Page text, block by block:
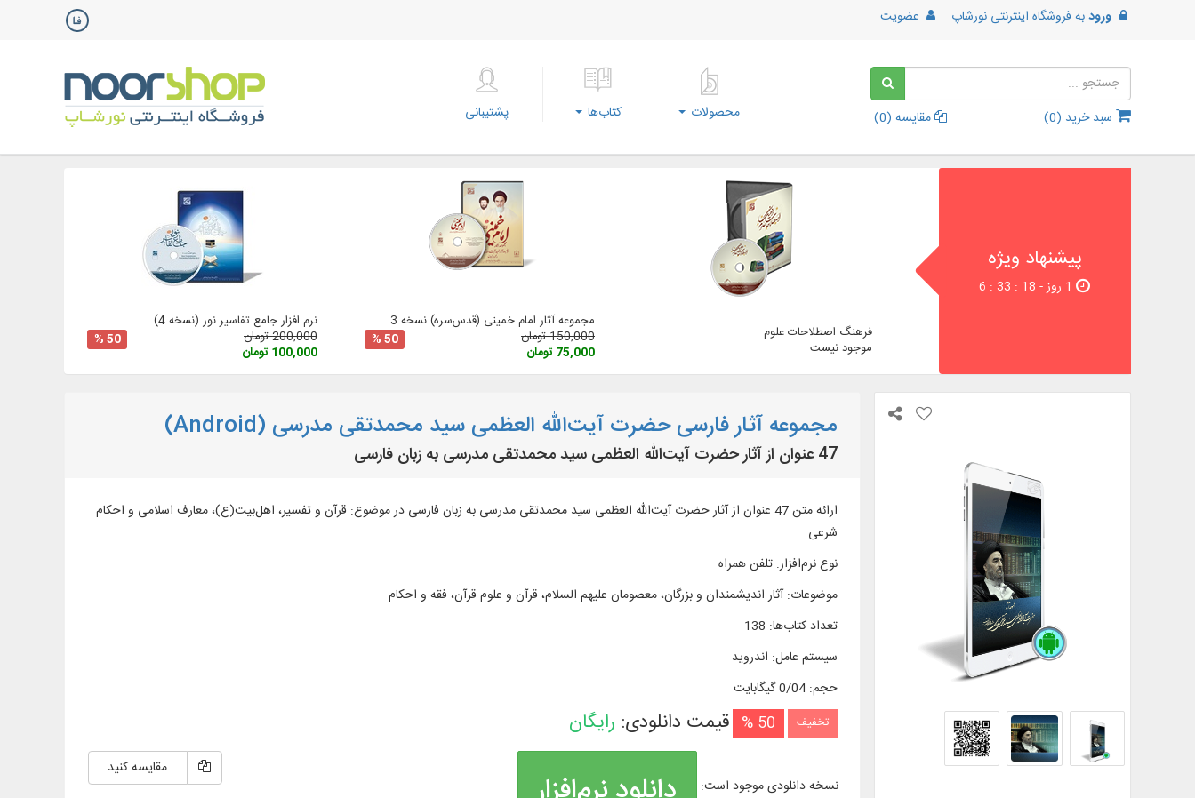
ورودبه فروشگاه اینترنتی نورشاپ عضویت
سبد خرید (0
) مقایسه (0
) محصولات کتاب‌ها پشتیبانی
پیشنهاد ویژه
فرهنگ اصطلاحات علوم
موجود نیست
مجموعه آثار امام خمینی (‌قدس‌سره) نسخه 3
150,000 تومان
50 %
75,000 تومان
نرم افزار جامع تفاسیر نور (نسخه 4)
200,000 تومان
50 %
100,000 تومان
مجموعه آثار فارسی حضرت آیت‌الله العظمی سید محمدتقی مدرسی (Android)
47 عنوان از آثار حضرت آیت‌الله العظمی سید محمدتقی مدرسی به زبان فارسی
ارائه متن 47 عنوان از آثار حضرت آیت‌الله العظمی سید محمدتقی مدرسی به زبان فارسی در موضوع: قرآن و تفسیر، اهل‌بیت(ع)، معارف اسلامی و احکام
شرعی
نوع نرم‌افزار: تلفن همراه
موضوعات:آثار اندیشمندان و بزرگان، معصومان علیهم السلام، قرآن و علوم قرآن، فقه و احکام
تعداد کتاب‌ها:
138
سیستم عامل: اندروید
حجم:0/04 گیگابایت
تخفیف 50 % قیمت دانلودی: رایگان
نسخه دانلودی موجود است:
مقایسه کنید